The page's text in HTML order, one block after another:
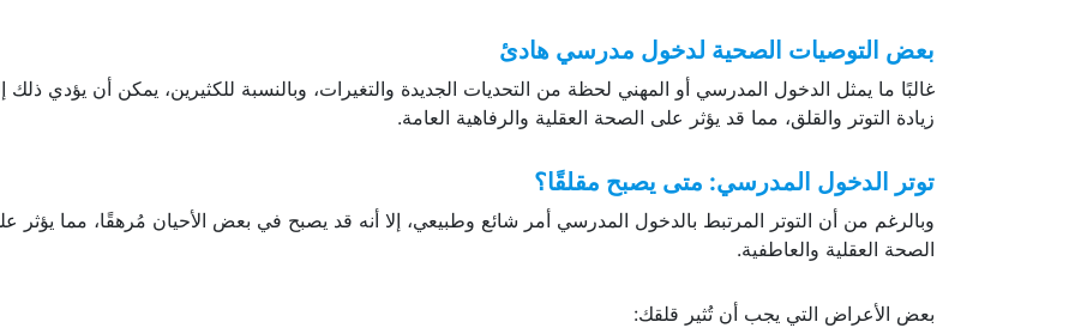
بعض التوصيات الصحية لدخول مدرسي هادئ
غالبًا ما يمثل الدخول المدرسي أو المهني لحظة من التحديات الجديدة والتغيرات، وبالنسبة للكثيرين، يمكن أن يؤدي ذلك
زيادة التوتر والقلق، مما قد يؤثر على الصحة العقلية والرفاهية العامة.
توتر الدخول المدرسي: متى يصبح مقلقًا؟
وبالرغم من أن التوتر المرتبط بالدخول المدرسي أمر شائع وطبيعي، إلا أنه قد يصبح في بعض الأحيان مُرهقًا، مما يؤثر
الصحة العقلية والعاطفية.
بعض الأعراض التي يجب أن تُثير قلقك: